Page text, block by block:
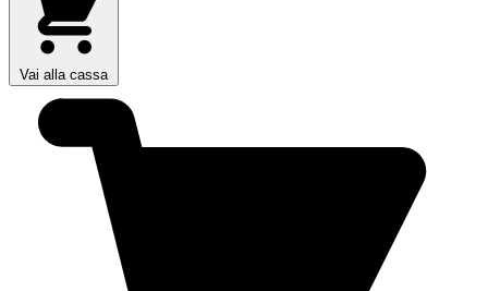
Vai alla cassa